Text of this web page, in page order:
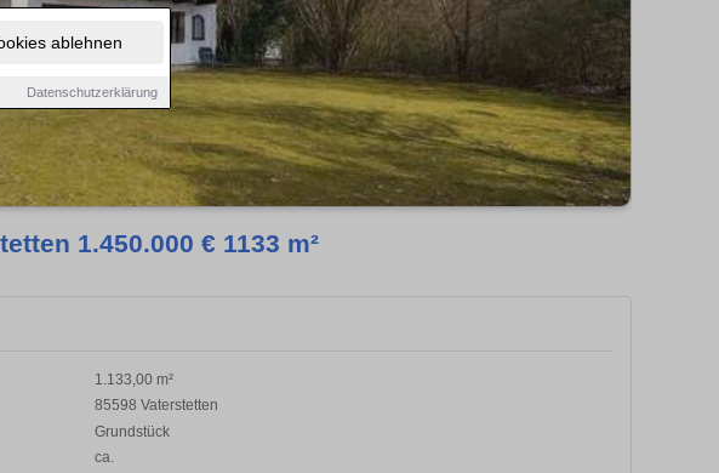
ablehnen
Datenschutzerklärung
1.450.000 € 1133 m²
1.133,00 m²
85598 Vaterstetten
Grundstück
ca.